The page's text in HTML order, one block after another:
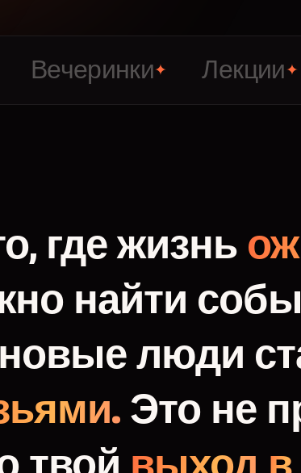
✦ Лекции✦
гдежизнь
найти
новые люди
Это не